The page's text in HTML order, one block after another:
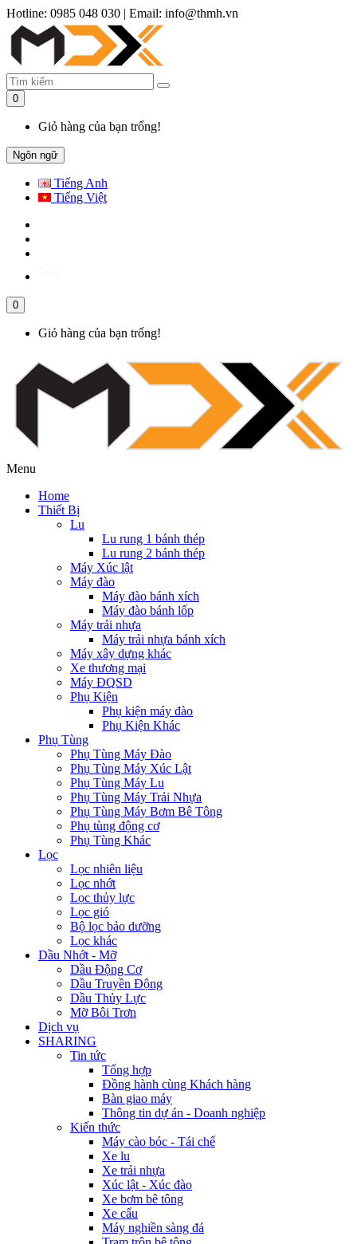
Hotline: 0985 048 030 | Email: info@thmh.vn
0
Giỏ hàng của bạn trống!
Ngôn ngữ
Tiếng Anh
Tiếng Việt
0
Giỏ hàng của bạn trống!
Menu
Home
Thiết Bị
Lu
Lu rung 1 bánh thép
Lu rung 2 bánh thép
Máy Xúc lật
Máy đào
Máy đào bánh xích
Máy đào bánh lốp
Máy trải nhựa
Máy trải nhựa bánh xích
Máy xây dựng khác
Xe thương mại
Máy ĐQSD
Phụ Kiện
Phụ kiện máy đào
Phụ Kiện Khác
Phụ Tùng
Phụ Tùng Máy Đào
Phụ Tùng Máy Xúc Lật
Phụ Tùng Máy Lu
Phụ Tùng Máy Trải Nhựa
Phụ Tùng Máy Bơm Bê Tông
Phụ tùng động cơ
Phụ Tùng Khác
Lọc
Lọc nhiên liệu
Lọc nhớt
Lọc thủy lực
Lọc gió
Bộ lọc bảo dưỡng
Lọc khác
Dầu Nhớt - Mỡ
Dầu Động Cơ
Dầu Truyền Động
Dầu Thủy Lực
Mỡ Bôi Trơn
Dịch vụ
SHARING
Tin tức
Tổng hợp
Đồng hành cùng Khách hàng
Bàn giao máy
Thông tin dự án - Doanh nghiệp
Kiến thức
Máy cào bóc - Tái chế
Xe lu
Xe trải nhựa
Xúc lật - Xúc đào
Xe bơm bê tông
Xe cẩu
Máy nghiền sàng đá